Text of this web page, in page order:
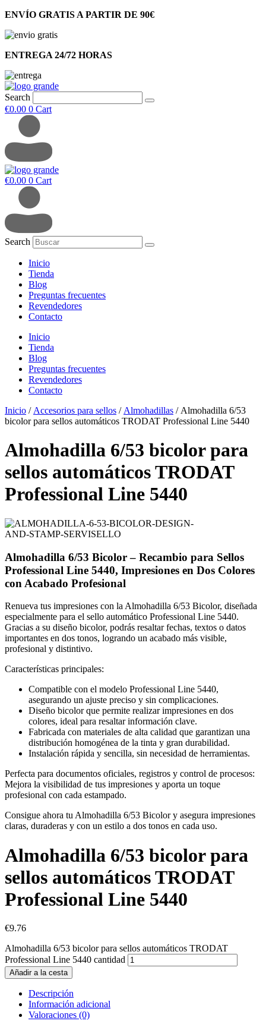
ENVÍO GRATIS A PARTIR DE 90€
ENTREGA 24/72 HORAS
Search
€0.00 0 Cart
€0.00 0 Cart
Search
Inicio
Tienda
Blog
Preguntas frecuentes
Revendedores
Contacto
Inicio
Tienda
Blog
Preguntas frecuentes
Revendedores
Contacto
Inicio / Accesorios para sellos / Almohadillas / Almohadilla 6/53
bicolor para sellos automáticos TRODAT Professional Line 5440
Almohadilla 6/53 bicolor para
sellos automáticos TRODAT
Professional Line 5440
Almohadilla 6/53 Bicolor – Recambio para Sellos
Professional Line 5440, Impresiones en Dos Colores
con Acabado Profesional
Renueva tus impresiones con la Almohadilla 6/53 Bicolor, diseñada
especialmente para el sello automático Professional Line 5440.
Gracias a su diseño bicolor, podrás resaltar fechas, textos o datos
importantes en dos tonos, logrando un acabado más visible,
profesional y distintivo.
Características principales:
Compatible con el modelo Professional Line 5440,
asegurando un ajuste preciso y sin complicaciones.
Diseño bicolor que permite realizar impresiones en dos
colores, ideal para resaltar información clave.
Fabricada con materiales de alta calidad que garantizan una
distribución homogénea de la tinta y gran durabilidad.
Instalación rápida y sencilla, sin necesidad de herramientas.
Perfecta para documentos oficiales, registros y control de procesos:
Mejora la visibilidad de tus impresiones y aporta un toque
profesional con cada estampado.
Consigue ahora tu Almohadilla 6/53 Bicolor y asegura impresiones
claras, duraderas y con un estilo a dos tonos en cada uso.
Almohadilla 6/53 bicolor para
sellos automáticos TRODAT
Professional Line 5440
€9.76
Almohadilla 6/53 bicolor para sellos automáticos TRODAT
Professional Line 5440 cantidad
Añadir a la cesta
Descripción
Información adicional
Valoraciones (0)